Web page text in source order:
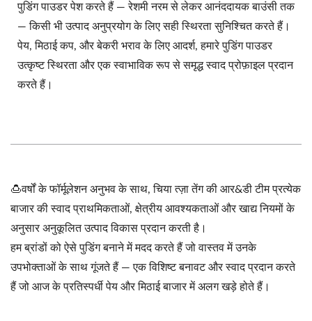
पुडिंग पाउडर पेश करते हैं — रेशमी नरम से लेकर आनंददायक बाउंसी तक
— किसी भी उत्पाद अनुप्रयोग के लिए सही स्थिरता सुनिश्चित करते हैं।
पेय, मिठाई कप, और बेकरी भराव के लिए आदर्श, हमारे पुडिंग पाउडर
उत्कृष्ट स्थिरता और एक स्वाभाविक रूप से समृद्ध स्वाद प्रोफ़ाइल प्रदान
करते हैं।
🍮वर्षों के फॉर्मूलेशन अनुभव के साथ, चिया त्ज़ा तेंग की आर&डी टीम प्रत्येक
बाजार की स्वाद प्राथमिकताओं, क्षेत्रीय आवश्यकताओं और खाद्य नियमों के
अनुसार अनुकूलित उत्पाद विकास प्रदान करती है।
हम ब्रांडों को ऐसे पुडिंग बनाने में मदद करते हैं जो वास्तव में उनके
उपभोक्ताओं के साथ गूंजते हैं — एक विशिष्ट बनावट और स्वाद प्रदान करते
हैं जो आज के प्रतिस्पर्धी पेय और मिठाई बाजार में अलग खड़े होते हैं।